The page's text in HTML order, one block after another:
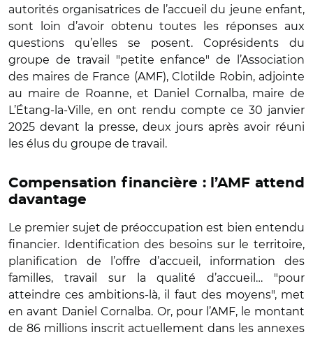
autorités organisatrices de l’accueil du jeune enfant,
sont loin d’avoir obtenu toutes les réponses aux
questions qu’elles se posent. Coprésidents du
groupe de travail "petite enfance" de l’Association
des maires de France (AMF), Clotilde Robin, adjointe
au maire de Roanne, et Daniel Cornalba, maire de
L’Étang-la-Ville, en ont rendu compte ce 30 janvier
2025 devant la presse, deux jours après avoir réuni
les élus du groupe de travail.
Compensation financière : l’AMF attend
davantage
Le premier sujet de préoccupation est bien entendu
financier. Identification des besoins sur le territoire,
planification de l’offre d’accueil, information des
familles, travail sur la qualité d’accueil… "pour
atteindre ces ambitions-là, il faut des moyens", met
en avant Daniel Cornalba. Or, pour l’AMF, le montant
de 86 millions inscrit actuellement dans les annexes